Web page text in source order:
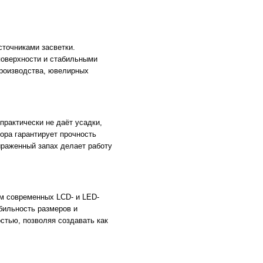
засветки.
и стабильными
ювелирных
не даёт усадки,
гарантирует прочность
запах делает работу
современных LCD- и LED-
размеров и
позволяя создавать как